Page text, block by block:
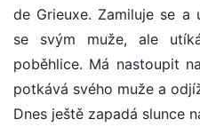
de Grieuxe. Zamiluje se a
se svým muže, ale
poběhlice. Má nastoupit
potkává svého muže a
Dnes ještě zapadá slunce